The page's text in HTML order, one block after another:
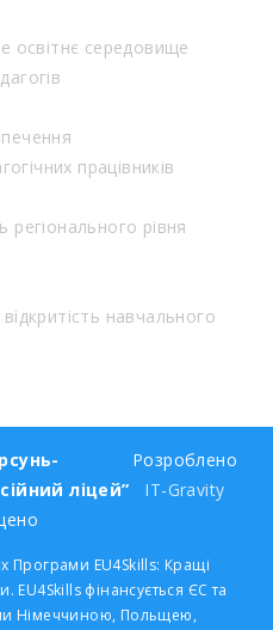
освітнє середовище
працівників
регіонального рівня
навчального
ліцей”
Розроблено
IT-Gravity
Програми EU4Skills: Кращі
EU4Skills фінансується ЄС та
Німеччиною, Польщею,